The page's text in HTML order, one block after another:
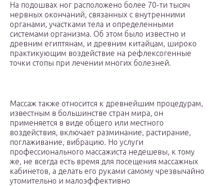
На подошвах ног расположено более 70-ти тысяч
нервных окончаний, связанных с внутренними
органами, участками тела и определенными
системами организма. Об этом было известно и
древним египтянам, и древним китайцам, широко
практикующим воздействие на рефлексогенные
точки стопы при лечении многих болезней.
Массаж также относится к древнейшим процедурам,
известным в большинстве стран мира, он
применяется в виде общего или местного
воздействия, включает разминание, растирание,
поглаживание, вибрацию. Но услуги
профессионального массажиста недешевы, к тому
же, не всегда есть время для посещения массажных
кабинетов, а делать его руками самому чрезвычайно
утомительно и малоэффективно